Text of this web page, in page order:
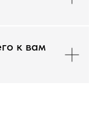
к вам